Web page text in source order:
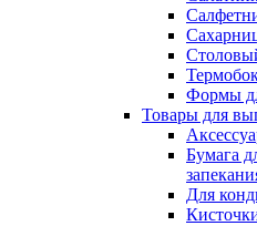
Формы
Товары для
Бумага
Для